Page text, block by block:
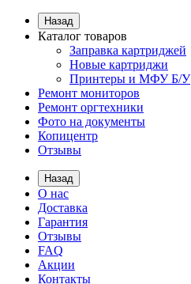
Назад
Каталог товаров
Заправка картриджей
Новые картриджи
Принтеры и МФУ Б/У
Ремонт мониторов
Ремонт оргтехники
Фото на документы
Копицентр
Отзывы
Назад
О нас
Доставка
Гарантия
Отзывы
FAQ
Акции
Контакты